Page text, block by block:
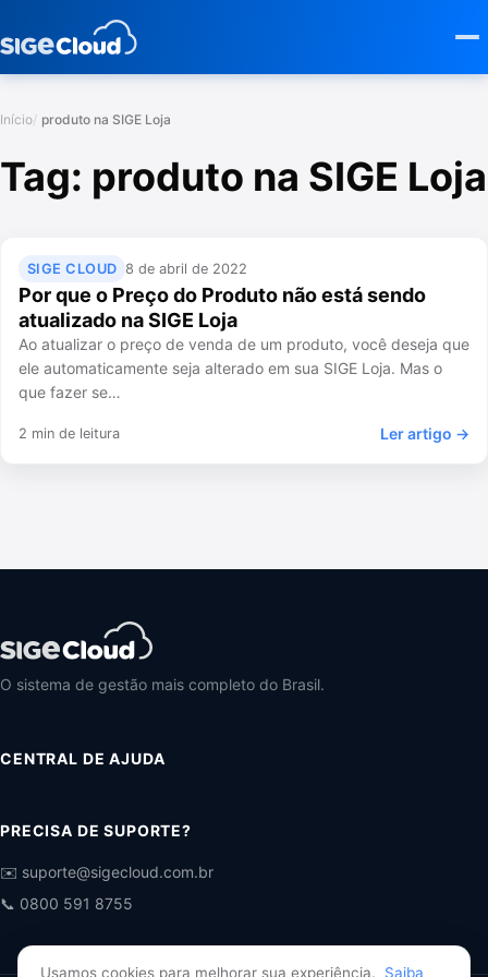
Início produto na SIGE Loja
Tag: produto na SIGE Loja
SIGE CLOUD 8 de abril de 2022
Por que o Preço do Produto não está sendo
atualizado na SIGE Loja
Ao atualizar o preço de venda de um produto, você deseja que
ele automaticamente seja alterado em sua SIGE Loja. Mas o
que fazer se…
2 min de leitura Ler artigo →
O sistema de gestão mais completo do Brasil.
CENTRAL DE AJUDA
PRECISA DE SUPORTE?
✉️ suporte@sigecloud.com.br
📞 0800 591 8755
Usamos cookies para melhorar sua experiência. Saiba